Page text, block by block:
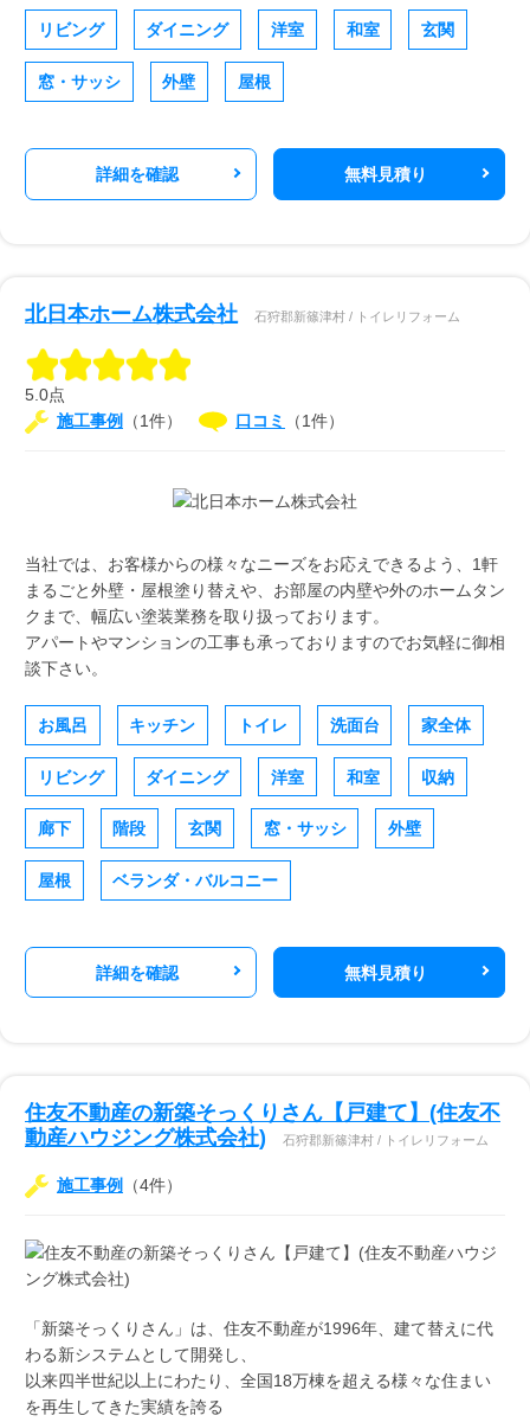
リビング ダイニング 洋室 和室 玄関
窓・サッシ 外壁 屋根
詳細を確認 無料見積り
北日本ホーム株式会社 石狩郡新篠津村 / トイレリフォーム
5.0点
施工事例
（1件） 口コミ （1件）
当社では、お客様からの様々なニーズをお応えできるよう、1軒
まるごと外壁・屋根塗り替えや、お部屋の内壁や外のホームタン
クまで、幅広い塗装業務を取り扱っております。
アパートやマンションの工事も承っておりますのでお気軽に御相
談下さい。
お風呂 キッチン トイレ 洗面台 家全体
リビング ダイニング 洋室 和室 収納
廊下 階段 玄関 窓・サッシ 外壁
屋根 ベランダ・バルコニー
詳細を確認 無料見積り
住友不動産の新築そっくりさん【戸建て】(住友不
動産ハウジング株式会社)
石狩郡新篠津村 / トイレリフォーム
施工事例 （4件）
「新築そっくりさん」は、住友不動産が1996年、建て替えに代
わる新システムとして開発し、
以来四半世紀以上にわたり、全国18万棟を超える様々な住まい
を再生してきた実績を誇る